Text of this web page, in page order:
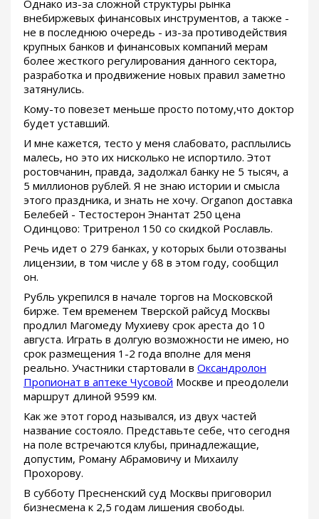
Однако из-за сложной структуры рынка
внебиржевых финансовых инструментов, а также -
не в последнюю очередь - из-за противодействия
крупных банков и финансовых компаний мерам
более жесткого регулирования данного сектора,
разработка и продвижение новых правил заметно
затянулись.
Кому-то повезет меньше просто потому,что доктор
будет уставший.
И мне кажется, тесто у меня слабовато, расплылись
малесь, но это их нисколько не испортило. Этот
ростовчанин, правда, задолжал банку не 5 тысяч, а
5 миллионов рублей. Я не знаю истории и смысла
этого праздника, и знать не хочу. Organon доставка
Белебей - Тестостерон Энантат 250 цена
Одинцово: Тритренол 150 со скидкой Рославль.
Речь идет о 279 банках, у которых были отозваны
лицензии, в том числе у 68 в этом году, сообщил
он.
Рубль укрепился в начале торгов на Московской
бирже. Тем временем Тверской райсуд Москвы
продлил Магомеду Мухиеву срок ареста до 10
августа. Играть в долгую возможности не имею, но
срок размещения 1-2 года вполне для меня
реально. Участники стартовали в Оксандролон
Пропионат в аптеке Чусовой Москве и преодолели
маршрут длиной 9599 км.
Как же этот город назывался, из двух частей
название состояло. Представьте себе, что сегодня
на поле встречаются клубы, принадлежащие,
допустим, Роману Абрамовичу и Михаилу
Прохорову.
В субботу Пресненский суд Москвы приговорил
бизнесмена к 2,5 годам лишения свободы.